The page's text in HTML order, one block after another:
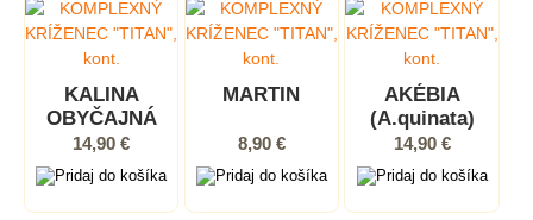
KALINA
OBYČAJNÁ
"TAJEZHNYJE
RUBINY"
(Viburnum
opulus), kont.
14,90 €
MARTIN
8,90 €
AKÉBIA
(A.quinata)
14,90 €